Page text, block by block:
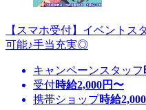
【スマホ受付】イベント
可能♪手当充実◎
キャンペーンスタッフ
受付時給2,000円〜
携帯ショップ時給2,000